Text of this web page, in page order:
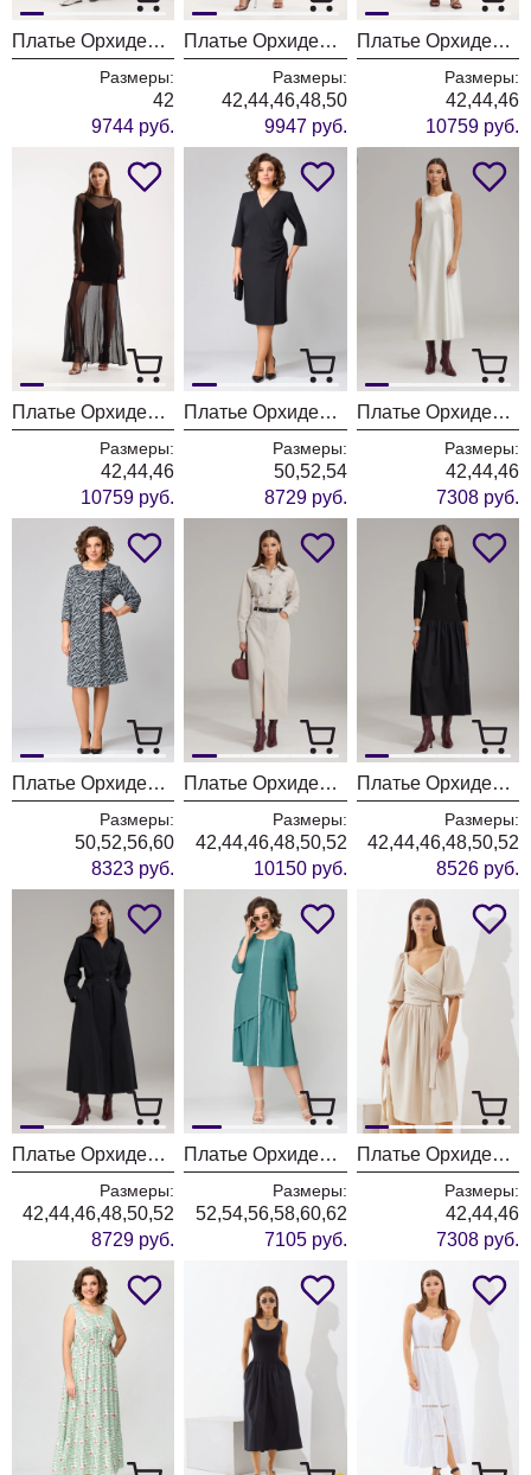
Платье ОрхидеяЛюкс 1517
Размеры:
42
9744 руб.
Платье ОрхидеяЛюкс 1516
Размеры:
42,44,46,48,50
9947 руб.
Платье ОрхидеяЛюкс 1513
Размеры:
42,44,46
10759 руб.
Платье ОрхидеяЛюкс 1503
Размеры:
42,44,46
10759 руб.
Платье ОрхидеяЛюкс 1497
Размеры:
50,52,54
8729 руб.
Платье ОрхидеяЛюкс 1485
Размеры:
42,44,46
7308 руб.
Платье ОрхидеяЛюкс 1498
Размеры:
50,52,56,60
8323 руб.
Платье ОрхидеяЛюкс 1483 бежевый
Размеры:
42,44,46,48,50,52
10150 руб.
Платье ОрхидеяЛюкс 1479
Размеры:
42,44,46,48,50,52
8526 руб.
Платье ОрхидеяЛюкс 1478
Размеры:
42,44,46,48,50,52
8729 руб.
Платье ОрхидеяЛюкс 1271-1
Размеры:
52,54,56,58,60,62
7105 руб.
Платье ОрхидеяЛюкс 1435
Размеры:
42,44,46
7308 руб.